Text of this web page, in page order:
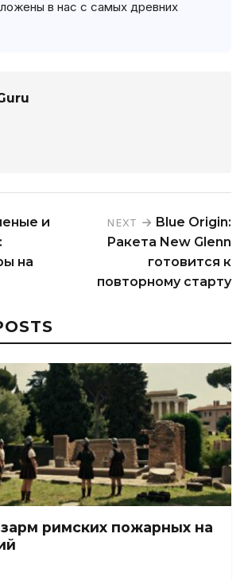
в нас с самых древних
и
на
NEXT
Blue Origin:
Ракета New Glenn
готовится к
повторному старту
римских пожарных на